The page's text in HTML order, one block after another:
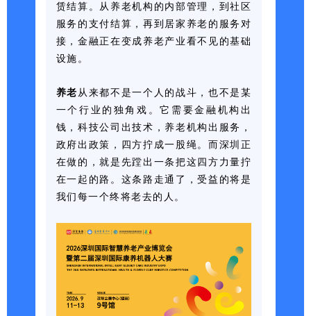
赁结算。从养老机构的内部管理，到社区
服务的支付结算，再到居家养老的服务对
接，金融正在变成养老产业看不见的基础
设施。
养老 从来都不是一个人的战斗，也不是某
一个行业的独角戏。它需要金融机构出
钱，科技公司出技术，养老机构出服务，
政府出政策，四方拧成一股绳。而深圳正
在做的，就是先蹚出一条把这四方力量拧
在一起的路。这条路走通了，受益的将是
我们每一个终将老去的人。